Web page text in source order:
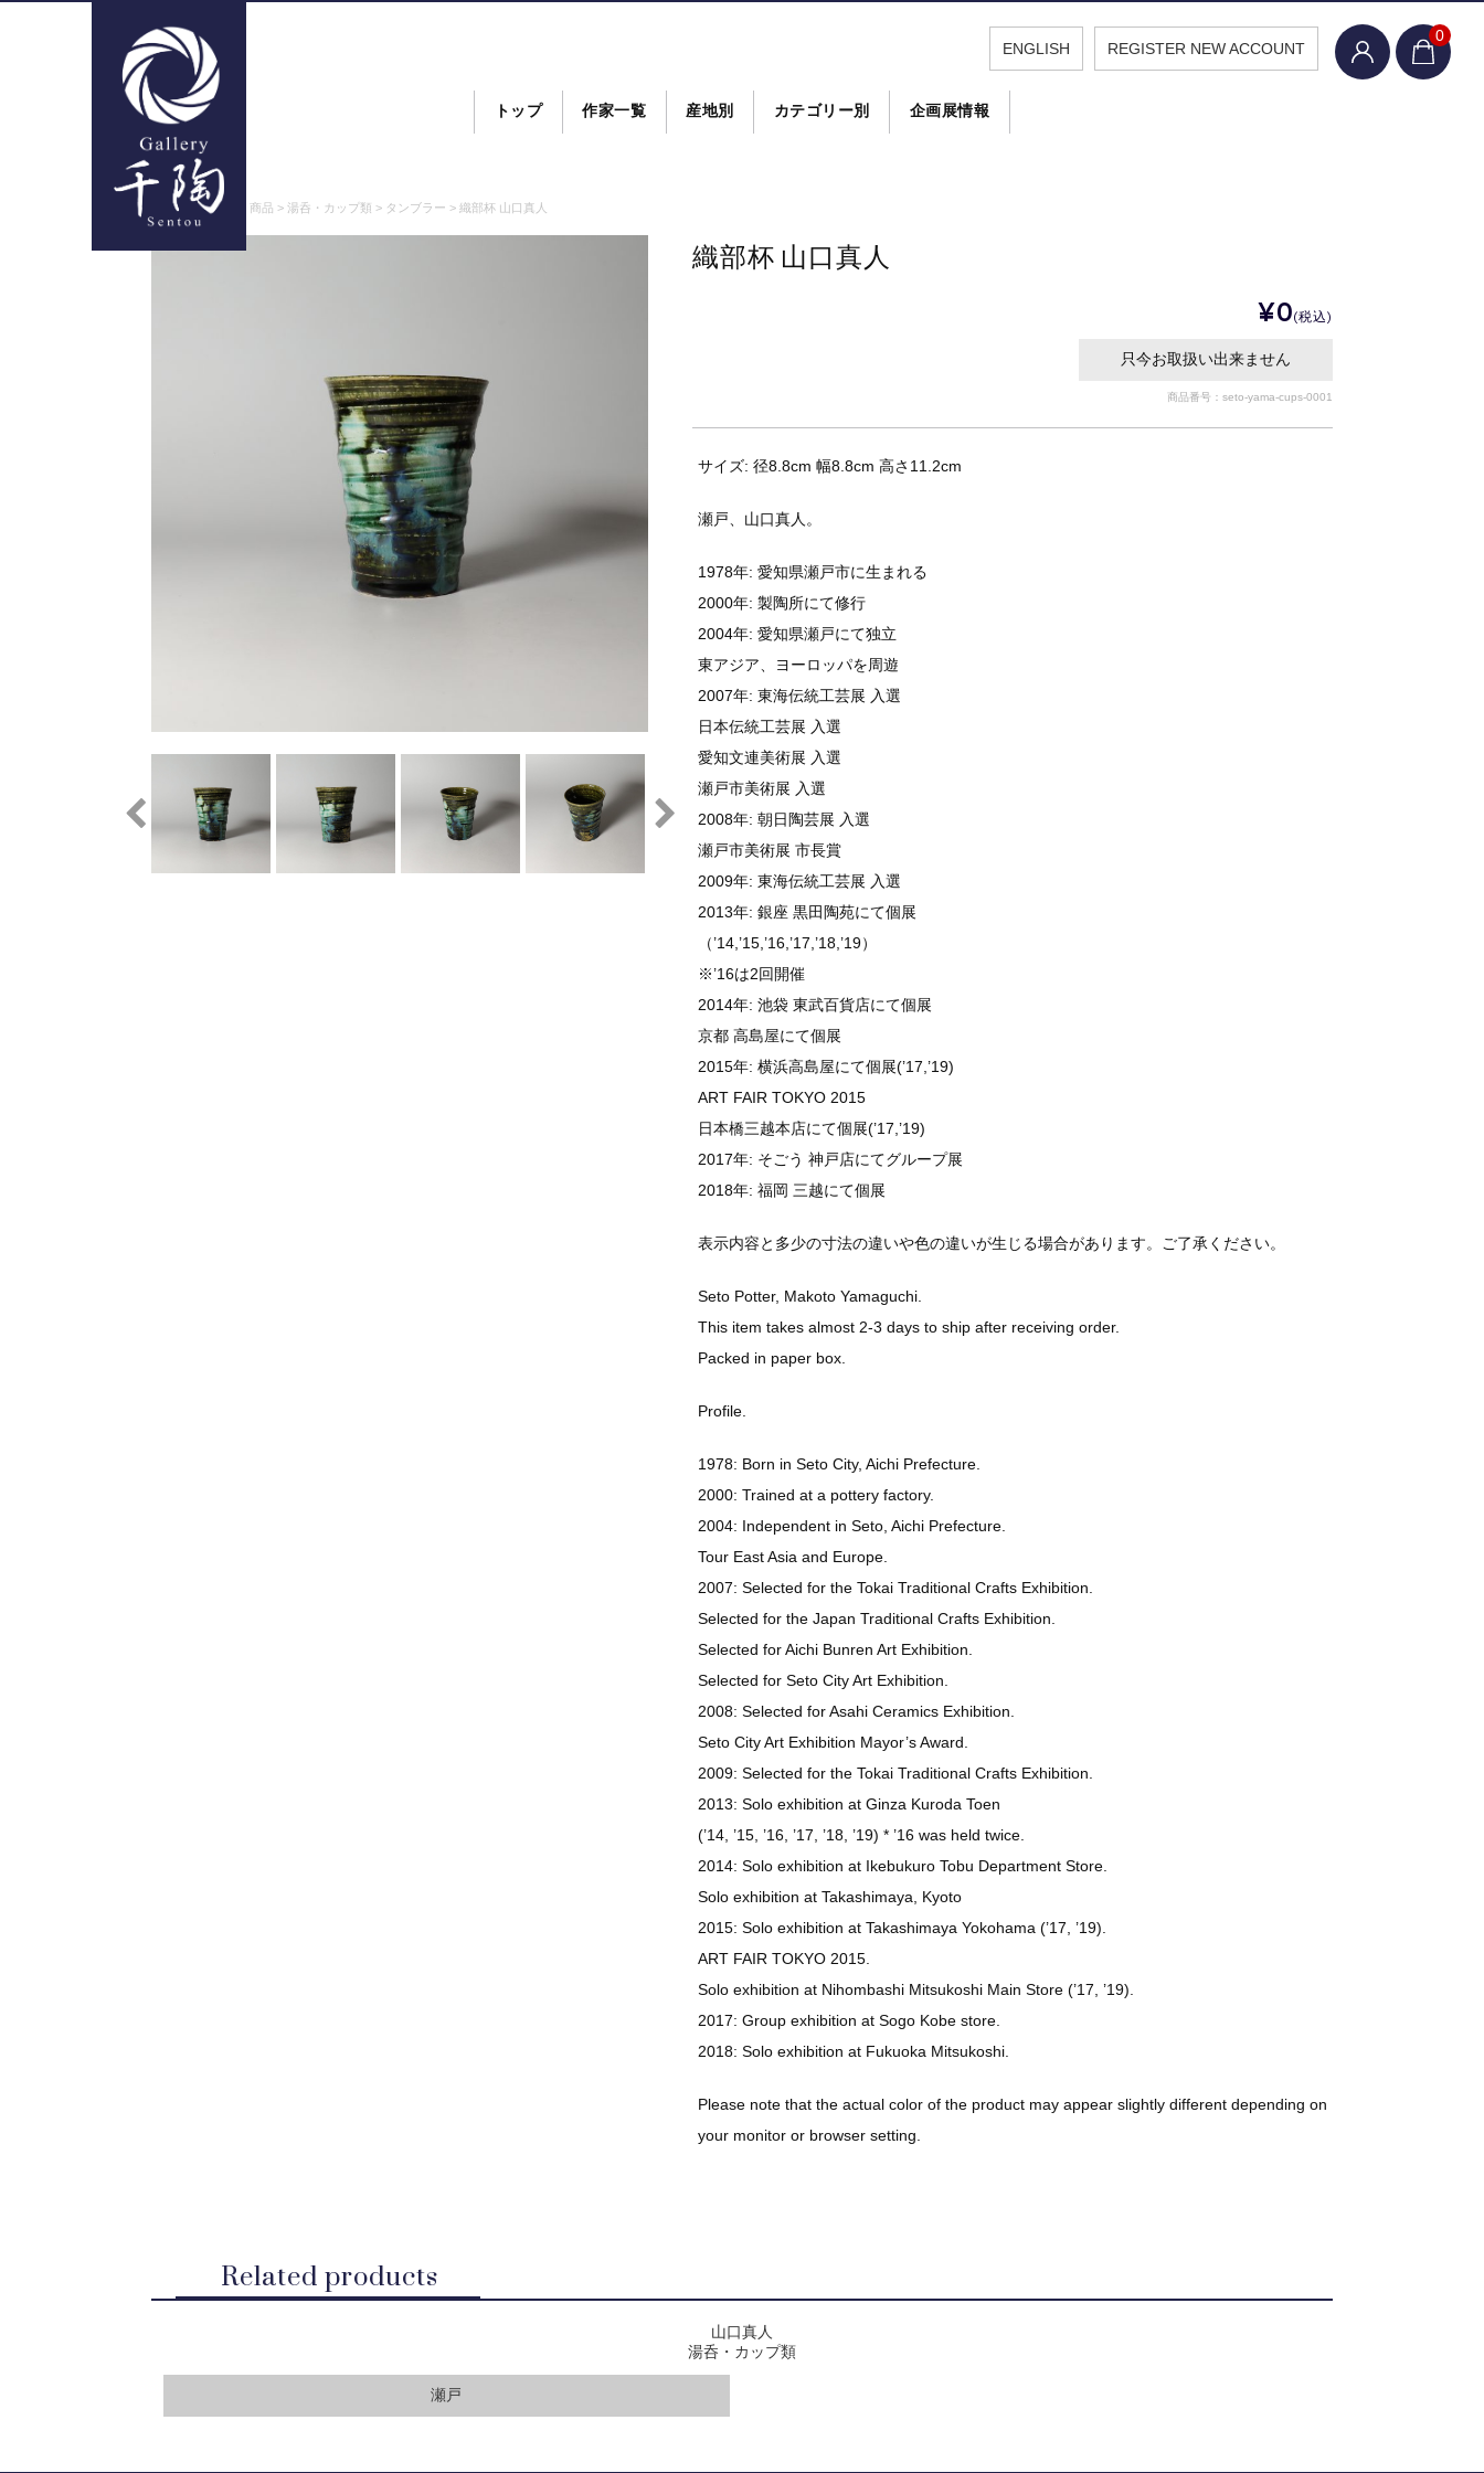
0
REGISTER NEW ACCOUNT
ENGLISH
トップ 作家一覧 産地別 カテゴリー別 企画展情報
ギャラリー千陶 商品 > 湯呑・カップ類 > タンブラー > 織部杯 山口真人
織部杯 山口真人
¥0(税込)
只今お取扱い出来ません
商品番号：seto-yama-cups-0001
サイズ: 径8.8cm 幅8.8cm 高さ11.2cm
瀬戸、山口真人。
1978年: 愛知県瀬戸市に生まれる
2000年: 製陶所にて修行
2004年: 愛知県瀬戸にて独立
東アジア、ヨーロッパを周遊
2007年: 東海伝統工芸展 入選
日本伝統工芸展 入選
愛知文連美術展 入選
瀬戸市美術展 入選
2008年: 朝日陶芸展 入選
瀬戸市美術展 市長賞
2009年: 東海伝統工芸展 入選
2013年: 銀座 黒田陶苑にて個展
（’14,’15,’16,’17,’18,’19）
※’16は2回開催
2014年: 池袋 東武百貨店にて個展
京都 高島屋にて個展
2015年: 横浜高島屋にて個展(’17,’19)
ART FAIR TOKYO 2015
日本橋三越本店にて個展(’17,’19)
2017年: そごう 神戸店にてグループ展
2018年: 福岡 三越にて個展
表示内容と多少の寸法の違いや色の違いが生じる場合があります。ご了承ください。
Seto Potter, Makoto Yamaguchi.
This item takes almost 2-3 days to ship after receiving order.
Packed in paper box.
Profile.
1978: Born in Seto City, Aichi Prefecture.
2000: Trained at a pottery factory.
2004: Independent in Seto, Aichi Prefecture.
Tour East Asia and Europe.
2007: Selected for the Tokai Traditional Crafts Exhibition.
Selected for the Japan Traditional Crafts Exhibition.
Selected for Aichi Bunren Art Exhibition.
Selected for Seto City Art Exhibition.
2008: Selected for Asahi Ceramics Exhibition.
Seto City Art Exhibition Mayor’s Award.
2009: Selected for the Tokai Traditional Crafts Exhibition.
2013: Solo exhibition at Ginza Kuroda Toen
(’14, ’15, ’16, ’17, ’18, ’19) * ’16 was held twice.
2014: Solo exhibition at Ikebukuro Tobu Department Store.
Solo exhibition at Takashimaya, Kyoto
2015: Solo exhibition at Takashimaya Yokohama (’17, ’19).
ART FAIR TOKYO 2015.
Solo exhibition at Nihombashi Mitsukoshi Main Store (’17, ’19).
2017: Group exhibition at Sogo Kobe store.
2018: Solo exhibition at Fukuoka Mitsukoshi.
Please note that the actual color of the product may appear slightly different depending on
your monitor or browser setting.
Related products
山口真人
湯呑・カップ類
瀬戸